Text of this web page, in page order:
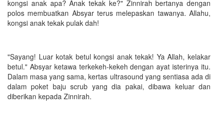
kongsi anak apa? Anak tekak ke?" Zinnirah bertanya dengan
polos membuatkan Absyar terus melepaskan tawanya. Allahu,
kongsi anak tekak pulak dah!
"Sayang! Luar kotak betul kongsi anak tekak! Ya Allah, kelakar
betul." Absyar ketawa terkekeh-kekeh dengan ayat isterinya itu.
Dalam masa yang sama, kertas ultrasound yang sentiasa ada di
dalam poket baju scrub yang dia pakai, dibawa keluar dan
diberikan kepada Zinnirah.